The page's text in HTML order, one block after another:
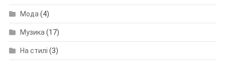
Мода (4)
Музика (17)
На стилі (3)